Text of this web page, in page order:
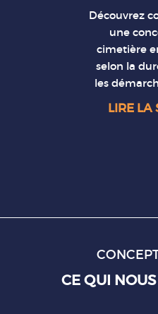
Découvrez
une
cimetière
selon la
les
LIRE LA
CE QUI